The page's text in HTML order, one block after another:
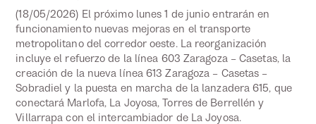
(18/05/2026) El próximo lunes 1 de junio entrarán en
funcionamiento nuevas mejoras en el transporte
metropolitano del corredor oeste. La reorganización
incluye el refuerzo de la línea 603 Zaragoza – Casetas, la
creación de la nueva línea 613 Zaragoza – Casetas –
Sobradiel y la puesta en marcha de la lanzadera 615, que
conectará Marlofa, La Joyosa, Torres de Berrellén y
Villarrapa con el intercambiador de La Joyosa.